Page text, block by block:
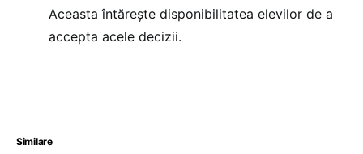
Aceasta întărește disponibilitatea elevilor de a
accepta acele decizii.
Similare